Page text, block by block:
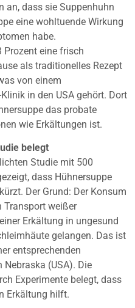
an, dass sie Suppenhuhn
eine wohltuende Wirkung
habe.
Prozent eine frisch
als traditionelles Rezept
von einem
in den USA gehört. Dort
das probate
wie Erkältungen ist.
belegt
Studie mit 500
dass Hühnersuppe
Der Grund: Der Konsum
Transport weißer
Erkältung in ungesund
gelangen. Das ist
entsprechenden
(USA). Die
Experimente belegt, dass
Erkältung hilft.